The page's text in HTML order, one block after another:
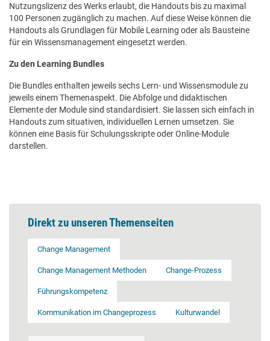
Nutzungslizenz des Werks erlaubt, die Handouts bis zu maximal
100 Personen zugänglich zu machen. Auf diese Weise können die
Handouts als Grundlagen für Mobile Learning oder als Bausteine
für ein Wissensmanagement eingesetzt werden.
Zu den Learning Bundles
Die Bundles enthalten jeweils sechs Lern- und Wissensmodule zu
jeweils einem Themenaspekt. Die Abfolge und didaktischen
Elemente der Module sind standardisiert. Sie lassen sich einfach in
Handouts zum situativen, individuellen Lernen umsetzen. Sie
können eine Basis für Schulungsskripte oder Online-Module
darstellen.
Direkt zu unseren Themenseiten
Change Management
Change Management Methoden Change-Prozess
Führungskompetenz
Kommunikation im Changeprozess Kulturwandel